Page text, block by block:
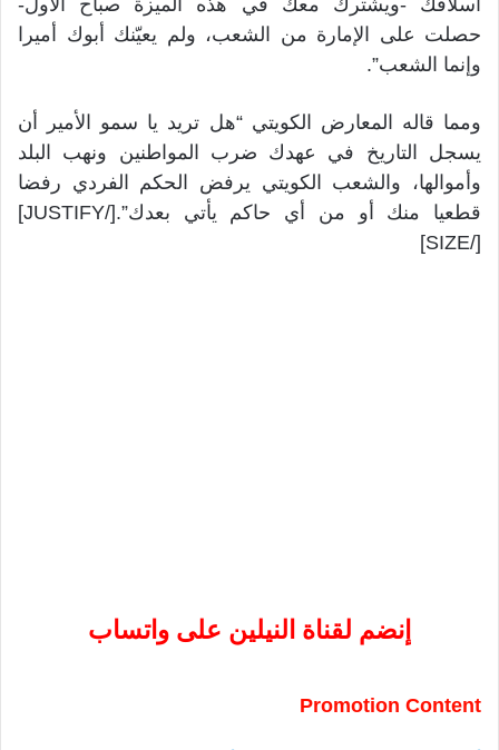
أسلافك -ويشترك معك في هذه الميزة صباح الأول-
حصلت على الإمارة من الشعب، ولم يعيّنك أبوك أميرا
وإنما الشعب”.
ومما قاله المعارض الكويتي “هل تريد يا سمو الأمير أن
يسجل التاريخ في عهدك ضرب المواطنين ونهب البلد
وأموالها، والشعب الكويتي يرفض الحكم الفردي رفضا
قطعيا منك أو من أي حاكم يأتي بعدك”.[/JUSTIFY]
[/SIZE]
إنضم لقناة النيلين على واتساب
Promotion Content